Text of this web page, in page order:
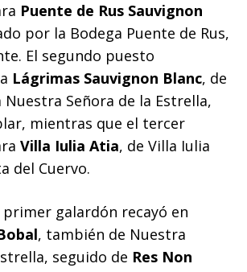
Puente de Rus Sauvignon
por la Bodega Puente de Rus,
El segundo puesto
Lágrimas Sauvignon Blanc, de
Señora de la Estrella,
mientras que el tercer
Villa Iulia Atia, de Villa Iulia
del Cuervo.
primer galardón recayó en
, también de Nuestra
seguido de Res Non